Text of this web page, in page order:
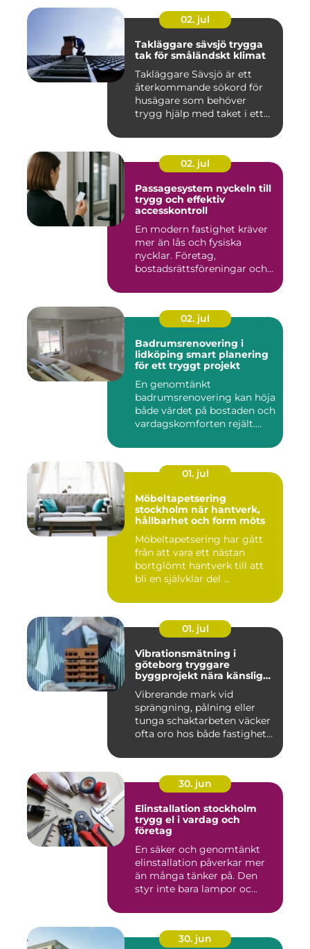
02. jul
Takläggare sävsjö trygga
tak för småländskt klimat
Takläggare Sävsjö är ett
återkommande sökord för
husägare som behöver
trygg hjälp med taket i ett
02. jul
Passagesystem nyckeln till
trygg och effektiv
accesskontroll
En modern fastighet kräver
mer än lås och fysiska
nycklar. Företag,
bostadsrättsföreningar och
02. jul
Badrumsrenovering i
lidköping smart planering
för ett tryggt projekt
En genomtänkt
badrumsrenovering kan höja
både värdet på bostaden och
vardagskomforten rejält.
01. jul
Möbeltapetsering
stockholm när hantverk,
hållbarhet och form möts
Möbeltapetsering har gått
från att vara ett nästan
bortglömt hantverk till att
bli en självklar del ...
01. jul
Vibrationsmätning i
göteborg tryggare
byggprojekt nära känsliga
Vibrerande mark vid
sprängning, pålning eller
tunga schaktarbeten väcker
ofta oro hos både fastighet...
30. jun
Elinstallation stockholm
trygg el i vardag och
företag
En säker och genomtänkt
elinstallation påverkar mer
än många tänker på. Den
styr inte bara lampor oc...
30. jun